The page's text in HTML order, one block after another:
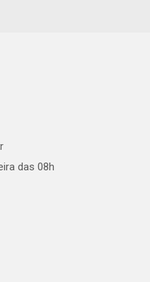
das 08h